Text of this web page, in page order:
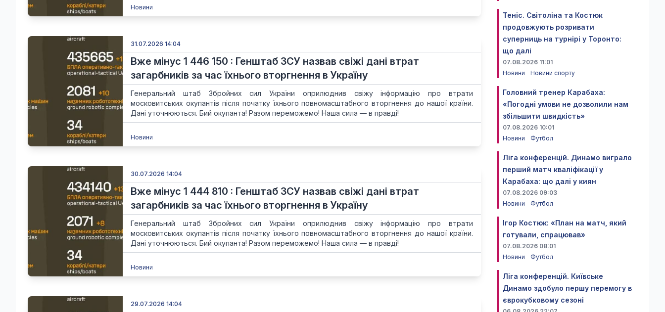
Новини
31.07.2026 14:04
Вже мінус 1 446 150 : Генштаб ЗСУ назвав свіжі дані втрат
загарбників за час їхнього вторгнення в Україну
Генеральний штаб Збройних сил України оприлюднив свіжу інформацію про втрати
московитських окупантів після початку їхнього повномасштабного вторгнення до нашої країни.
Дані уточнюються. Бий окупанта! Разом переможемо! Наша сила — в правді!
Новини
30.07.2026 14:04
Вже мінус 1 444 810 : Генштаб ЗСУ назвав свіжі дані втрат
загарбників за час їхнього вторгнення в Україну
Генеральний штаб Збройних сил України оприлюднив свіжу інформацію про втрати
московитських окупантів після початку їхнього повномасштабного вторгнення до нашої країни.
Дані уточнюються. Бий окупанта! Разом переможемо! Наша сила — в правді!
Новини
29.07.2026 14:04
Теніс. Світоліна та Костюк
продовжують розривати
суперниць на турнірі у Торонто:
що далі
07.08.2026 11:01
Новини
Новини спорту
Головний тренер Карабаха:
«Погодні умови не дозволили нам
збільшити швидкість»
07.08.2026 10:01
Новини
Футбол
Ліга конференцій. Динамо виграло
перший матч кваліфікації у
Карабаха: що далі у киян
07.08.2026 09:03
Новини
Футбол
Ігор Костюк: «План на матч, який
готували, спрацював»
07.08.2026 08:01
Новини
Футбол
Ліга конференцій. Київське
Динамо здобуло першу перемогу в
єврокубковому сезоні